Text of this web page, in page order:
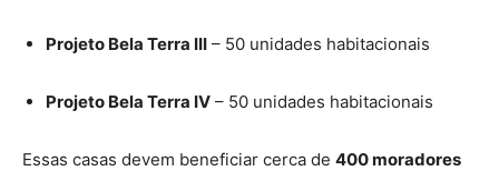
Projeto Bela Terra III – 50 unidades habitacionais
Projeto Bela Terra IV – 50 unidades habitacionais
Essas casas devem beneficiar cerca de 400 moradores